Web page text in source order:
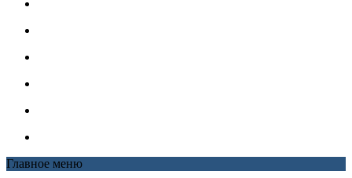
Главное меню